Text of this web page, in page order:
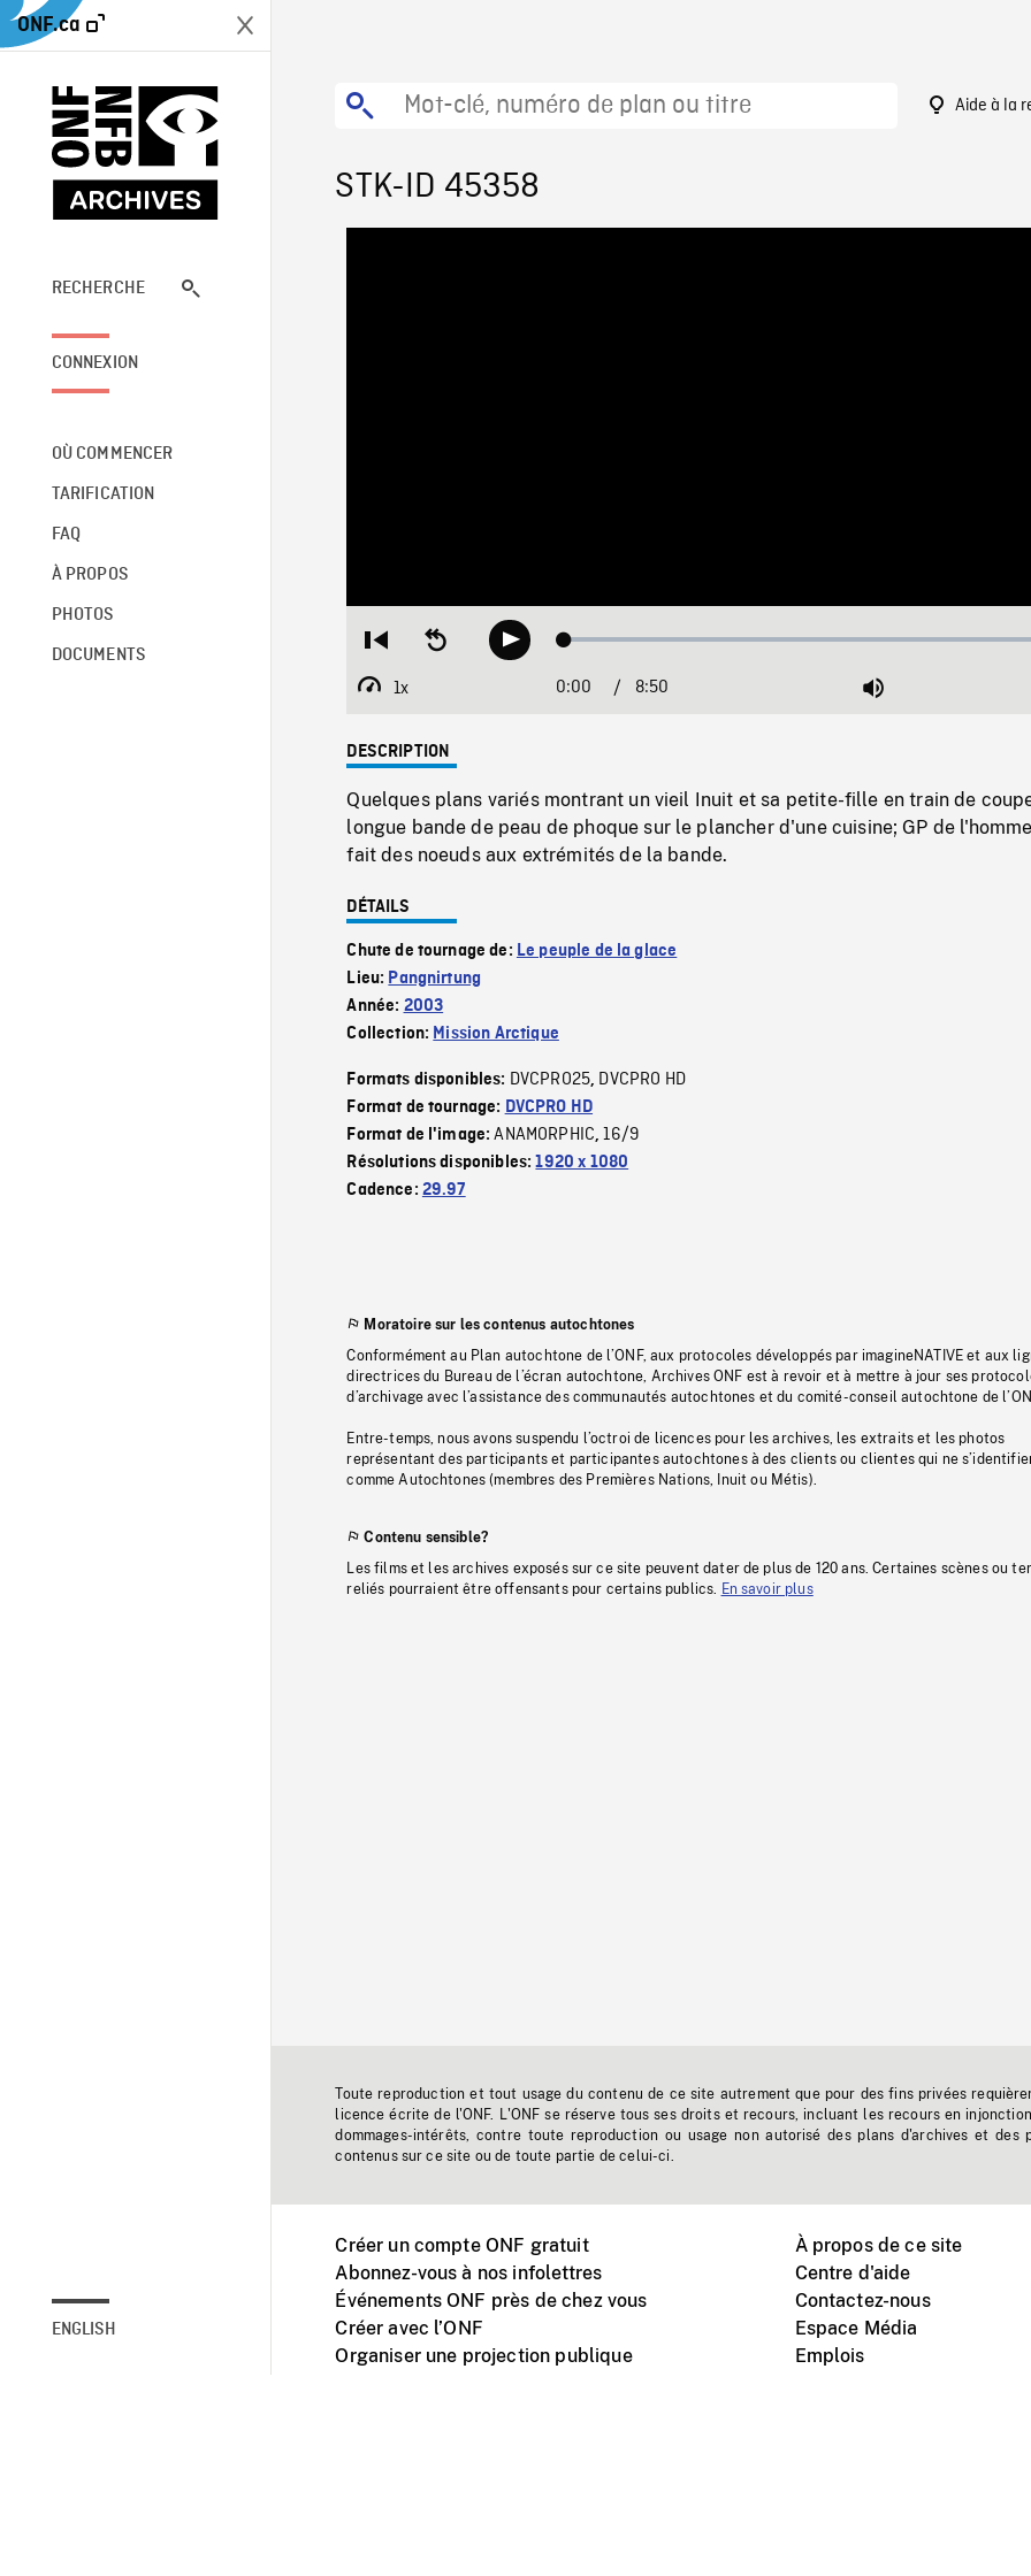
ONF.ca
RECHERCHE
CONNEXION
OÙ COMMENCER
TARIFICATION
FAQ
À PROPOS
PHOTOS
DOCUMENTS
ENGLISH
Aide à la
STK-ID 45358
Restart
beginning
Seek
backwardPlay Loaded:
1x
Playback
Current
0:00 / 8:50 Mute
DESCRIPTION
Quelques plans variés montrant un vieil Inuit et sa petite-fille en train de
longue bande de peau de phoque sur le plancher d'une cuisine; GP de
fait des noeuds aux extrémités de la bande.
DÉTAILS
Chute de tournage de: Le peuple de la glace
Lieu: Pangnirtung
Année: 2003
Collection: Mission Arctique
Formats disponibles: DVCPRO25, DVCPRO HD
Format de tournage: DVCPRO HD
Format de l'image:ANAMORPHIC,16/9
Résolutions disponibles:1920 x 1080
Cadence: 29.97
Moratoire sur les contenus autochtones
Conformément au Plan autochtone de l’ONF, aux protocoles développés par imagineNATIVE et aux
directrices du Bureau de l’écran autochtone, Archives ONF est à revoir et à mettre à jour ses
d’archivage avec l’assistance des communautés autochtones et du comité-conseil autochtone de
Entre-temps, nous avons suspendu l’octroi de licences pour les archives, les extraits et les photos
représentant des participants et participantes autochtones à des clients ou clientes qui ne
comme Autochtones (membres des Premières Nations, Inuit ou Métis).
Contenu sensible?
Les films et les archives exposés sur ce site peuvent dater de plus de 120 ans. Certaines scènes ou
reliés pourraient être offensants pour certains publics.
En savoir plus
Toute reproduction et tout usage du contenu de ce site autrement que pour des fins privées
licence écrite de l'ONF. L'ONF se réserve tous ses droits et recours, incluant les recours en
dommages-intérêts, contre toute reproduction ou usage non autorisé des plans d'archives et des
contenus sur ce site ou de toute partie de celui-ci.
Créer un compte ONF gratuit
Abonnez-vous à nos infolettres
Événements ONF près de chez vous
Créer avec l’ONF
Organiser une projection publique
À propos de ce site
Centre d'aide
Contactez-nous
Espace Média
Emplois